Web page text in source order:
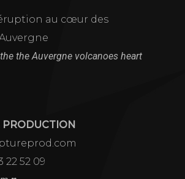
au cœur des
the Auvergne volcanoes heart
PRODUCTION
22 52 09